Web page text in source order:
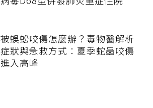
被蜈蚣咬傷怎麼辦？毒物醫解析
症狀與急救方式：夏季蛇蟲咬傷
進入高峰